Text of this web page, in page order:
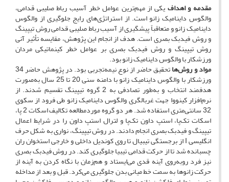
مقدمه و اهدافیکی از مهم‌ترین عوامل خطر آسیب رباط صلیبی قدامی،
والگوس داینامیک زانو است. از استراتژی‌های رایج جلوگیری از والگوس
داینامیک زانو و متعاقباً پیشگیری از آسیب رباط صلیبی قدامی روش تیپینگ
و روش فیدبک بصری است. هدف از انجام این پژوهش، مقایسه تأثیر آنی
روش تیپینگ و روش فیدبک بصری بر عوامل خطر کینماتیکی مردان
ورزشکار با والگوس داینامیک زانو بود.
مواد و روش‌ها تحقیق حاضر از نوع نیمه‌تجربی بود. در پژوهش حاضر 34
ورزشکار با والگوس داینامیک زانو با دامنه سنی 20 تا 25 سال به‌صورت
هدفمند انتخاب و به‌طور تصادفی به 2 گروه تیپینگ تقسیم شدند. از
نرم‌افزار کینووا جهت غربالگری والگوس داینامیک زانو طی فرود از سکوی
32 سانتی‌متری استفاده شد. هر دو گروه مورد‌مطالعه تکالیف اسکات 2 پا،
اسکات تک‌پا، استپ داون تک‌پا و لترال استپ داون را در شرایط اعمال
تیپینگ و فیدبک بصری انجام دادند. در روش تیپینگ، نواری به شکل حرف
انگلیسی I از برجستگی تیبیال تا روی کوندیل داخلی و خارجی استخوان ران
چسبانده شد تا از حرکت قدامی تیبیا جلوگیری کند. در روش فیدبک بصری
نیز فرد روبه‌روی آینه قدی می‌ایستاد و هم‌زمان با نگاه کردن به آینه از
حرکت زانوها به سمت خط میانی بدن جلوگیری می‌کرد. قبل و بعد از مداخله